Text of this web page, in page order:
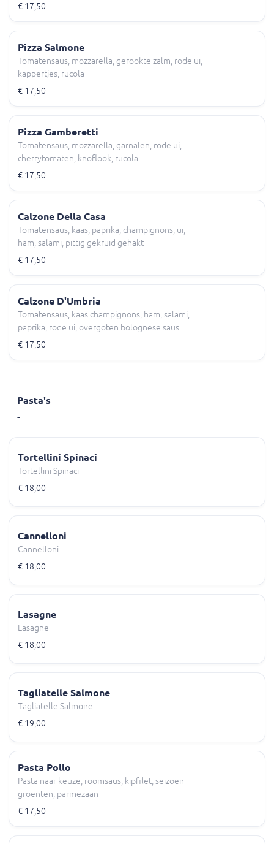
€ 17,50
Pizza Salmone
Tomatensaus, mozzarella, gerookte zalm, rode ui,
kappertjes, rucola
€ 17,50
Pizza Gamberetti
Tomatensaus, mozzarella, garnalen, rode ui,
cherrytomaten, knoflook, rucola
€ 17,50
Calzone Della Casa
Tomatensaus, kaas, paprika, champignons, ui,
ham, salami, pittig gekruid gehakt
€ 17,50
Calzone D'Umbria
Tomatensaus, kaas champignons, ham, salami,
paprika, rode ui, overgoten bolognese saus
€ 17,50
Pasta's
-
Tortellini Spinaci
Tortellini Spinaci
€ 18,00
Cannelloni
Cannelloni
€ 18,00
Lasagne
Lasagne
€ 18,00
Tagliatelle Salmone
Tagliatelle Salmone
€ 19,00
Pasta Pollo
Pasta naar keuze, roomsaus, kipfilet, seizoen
groenten, parmezaan
€ 17,50